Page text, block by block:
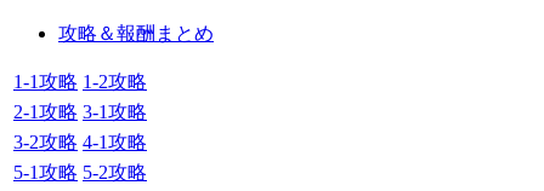
攻略＆報酬まとめ
1-1攻略 1-2攻略
2-1攻略 3-1攻略
3-2攻略 4-1攻略
5-1攻略 5-2攻略